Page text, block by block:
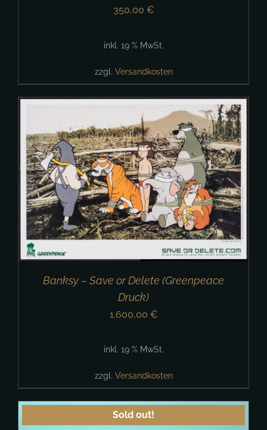
350,00 €
inkl. 19 % MwSt.
zzgl. Versandkosten
Banksy – Save or Delete (Greenpeace
Druck)
1.600,00 €
inkl. 19 % MwSt.
zzgl. Versandkosten
Sold out!